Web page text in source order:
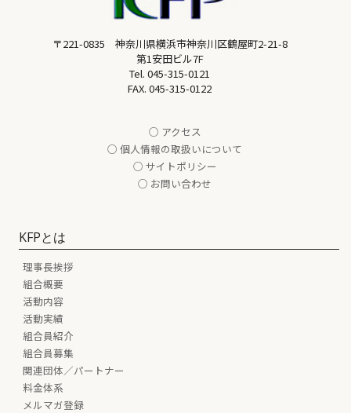
〒221-0835 神奈川県横浜市神奈川区鶴屋町2-21-8
第1安田ビル7F
Tel. 045-315-0121
FAX. 045-315-0122
○ アクセス
○ 個人情報の取扱いについて
○ サイトポリシー
○ お問い合わせ
KFPとは
理事長挨拶
組合概要
活動内容
活動実績
組合員紹介
組合員募集
関連団体／パートナー
料金体系
メルマガ登録